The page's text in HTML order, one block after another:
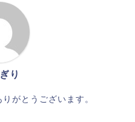
り
がとうございます。